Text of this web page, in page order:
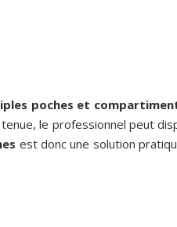
poches et
le professionnel peut
est donc une solution